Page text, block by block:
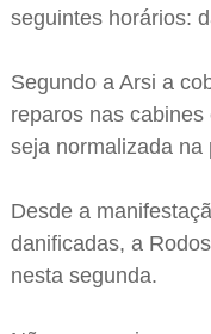
seguintes horários:
Segundo a Arsi a
reparos nas
seja normalizada na
Desde a
danificadas, a
nesta segunda.